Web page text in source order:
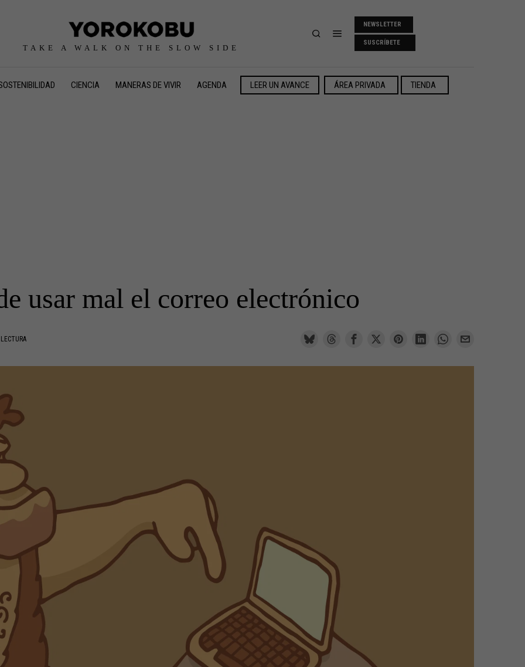
TAKE A WALK ON THE SLOW SIDE
NEWSLETTER
SUSCRÍBETE
CIENCIA MANERAS DE VIVIR AGENDA LEER UN AVANCE ÁREA PRIVADA TIENDA
usar mal el correo electrónico